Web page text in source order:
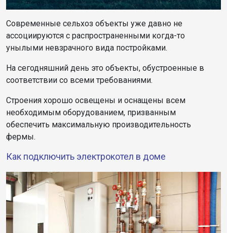
Современные сельхоз объекты уже давно не
ассоциируются с распространенными когда-то
унылыми невзрачного вида постройками.
На сегодняшний день это объекты, обустроенные в
соответствии со всеми требованиями.
Строения хорошо освещены и оснащены всем
необходимым оборудованием, призванным
обеспечить максимальную производительность
фермы.
Как подключить электрокотел в доме